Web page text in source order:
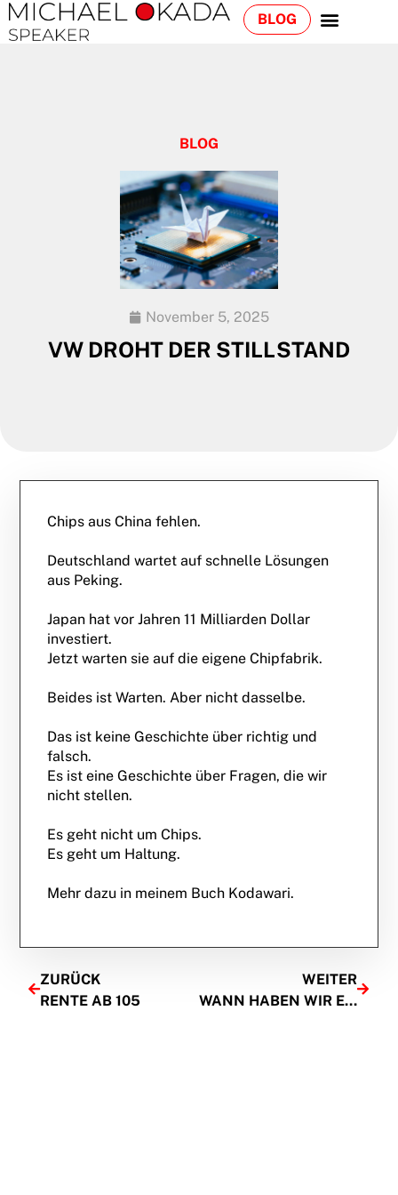
BLOG
BLOG
November 5, 2025
VW DROHT DER STILLSTAND
Chips aus China fehlen.
Deutschland wartet auf schnelle Lösungen
aus Peking.
Japan hat vor Jahren 11 Milliarden Dollar
investiert.
Jetzt warten sie auf die eigene Chipfabrik.
Beides ist Warten. Aber nicht dasselbe.
Das ist keine Geschichte über richtig und
falsch.
Es ist eine Geschichte über Fragen, die wir
nicht stellen.
Es geht nicht um Chips.
Es geht um Haltung.
Mehr dazu in meinem Buch Kodawari.
ZURÜCK
RENTE AB 105
WEITER
WANN HABEN WIR ENTSCHIEDEN, DASS OMA NICHT MEHR ARBEITEN DARF?